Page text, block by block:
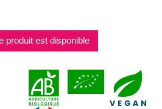
produit est disponible